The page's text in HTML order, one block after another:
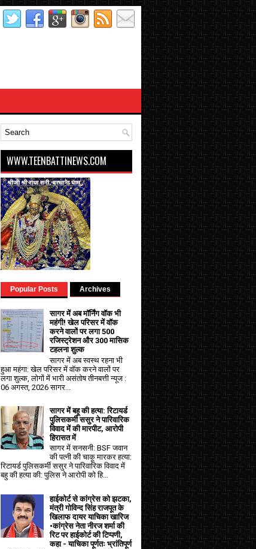
WWW.TEENBATTINEWS.COM
Popular Posts Archives
सागर में अब मॉर्निंग वॉक भी
महंगी! खेल परिसर में वॉक
करने वालों पर लगा ₹500
रजिस्ट्रेशन और ₹300 मासिक
टहलना शुल्क
सागर में अब स्वस्थ रहना भी
हुआ महंगा: खेल परिसर में वॉक करने वालों पर
लगा शुल्क, लोगों में भारी असंतोष तीनबत्ती न्यूज :
06 अगस्त, 2026 सागर...
सागर में बहू की हत्या: रिटायर्ड
पुलिसकर्मी ससुर ने पारिवारिक
विवाद में की मारपीट, आरोपी
हिरासत में
सागर में सनसनी: BSF जवान
की पत्नी की चाकू मारकर हत्या:
रिटायर्ड पुलिसकर्मी ससुर ने पारिवारिक विवाद में
बहु की हत्या की: पुलिस ने आरोपी को हि...
हाईकोर्ट से कांग्रेस को झटका,
मंत्री गोविन्द सिंह राजपूत के
खिलाफ दायर याचिका खारिज
•कांग्रेस नेता नीरज शर्मा की
रिट पर हाईकोर्ट की टिप्पणी,
कहा - याचिका पूर्णतः भ्रांतिपूर्ण